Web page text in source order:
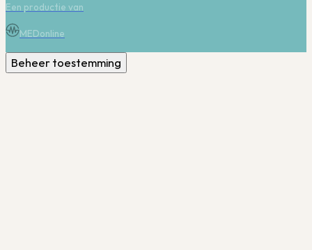
Een productie van
MEDonline
Beheer toestemming